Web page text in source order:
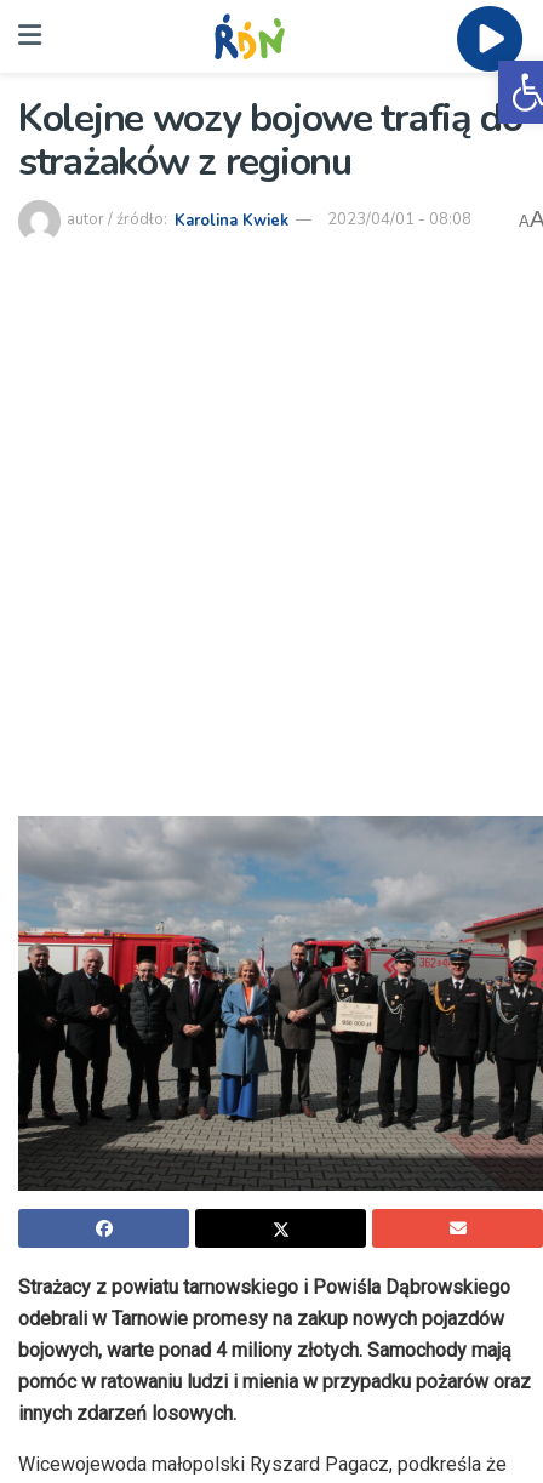
Kolejne wozy bojowe trafią do
strażaków z regionu
autor / źródło: Karolina Kwiek 2023/04/01 - 08:08 A
Strażacy z powiatu tarnowskiego i Powiśla Dąbrowskiego
odebrali w Tarnowie promesy na zakup nowych pojazdów
bojowych, warte ponad 4 miliony złotych. Samochody mają
pomóc w ratowaniu ludzi i mienia w przypadku pożarów oraz
innych zdarzeń losowych.
Wicewojewoda małopolski Ryszard Pagacz, podkreśla że